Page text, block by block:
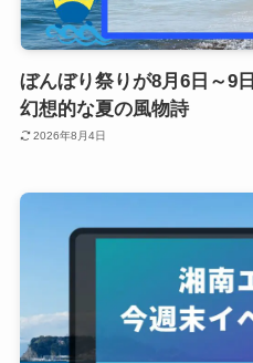
ぼんぼり祭りが8月6日～9
幻想的な夏の風物詩
2026年8月4日